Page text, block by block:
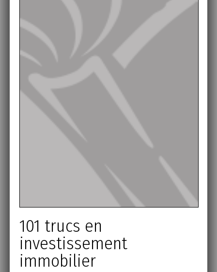
101 trucs en
investissement
immobilier